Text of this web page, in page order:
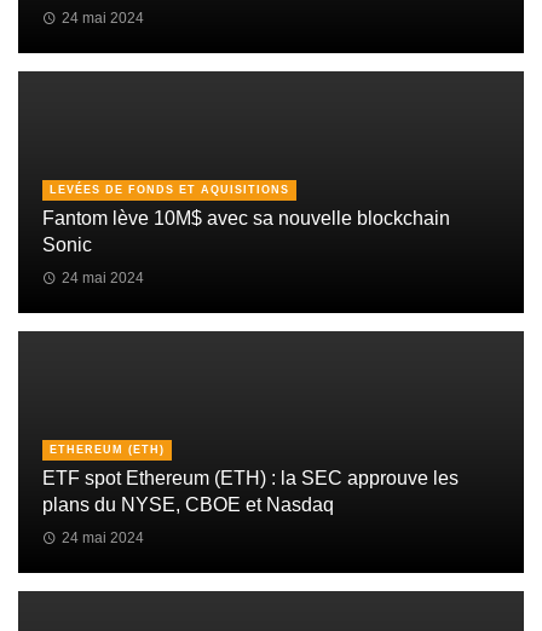
24 mai 2024
LEVÉES DE FONDS ET AQUISITIONS
Fantom lève 10M$ avec sa nouvelle blockchain
Sonic
24 mai 2024
ETHEREUM (ETH)
ETF spot Ethereum (ETH) : la SEC approuve les
plans du NYSE, CBOE et Nasdaq
24 mai 2024